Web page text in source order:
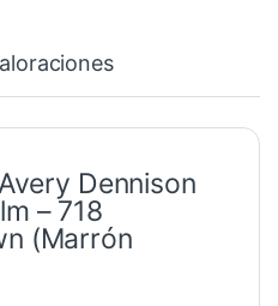
Dennison
– 718
(Marrón